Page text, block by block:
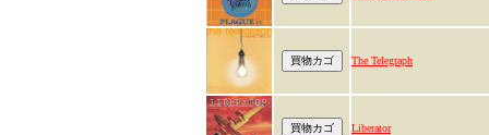
The Telegraph
Liberator